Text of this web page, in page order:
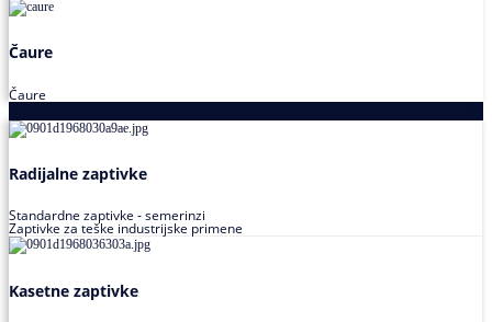
Čaure
Čaure
Radijalne zaptivke
Standardne zaptivke - semerinzi
Zaptivke za teške industrijske primene
Kasetne zaptivke